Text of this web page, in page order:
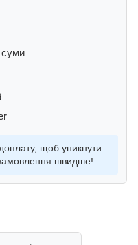
суми
щоб уникнути
замовлення швидше!